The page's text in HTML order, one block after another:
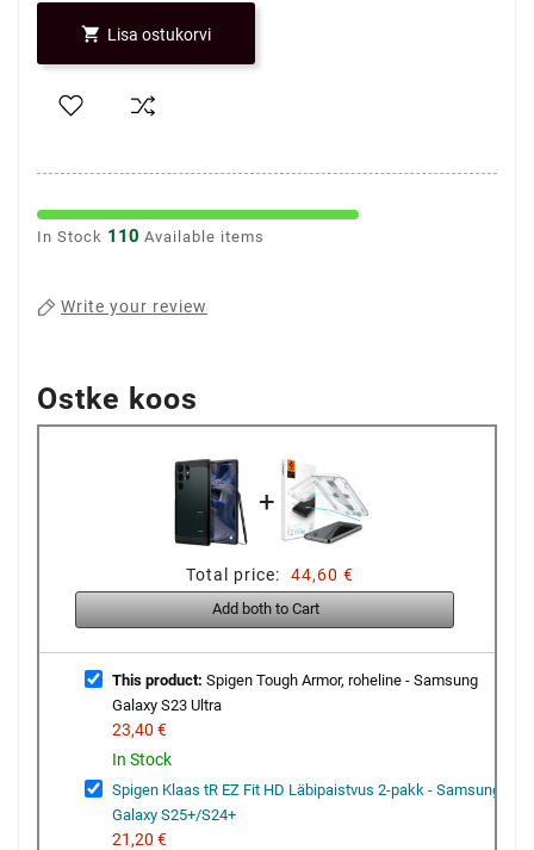
 Lisa ostukorvi
In Stock 110 Available items
Write your review
Ostke koos
+
Total price: 44,60 €
Add both to Cart
This product: Spigen Tough Armor, roheline - Samsung
Galaxy S23 Ultra
23,40 €
In Stock
Spigen Klaas tR EZ Fit HD Läbipaistvus 2-pakk - Samsung
Galaxy S25+/S24+
21,20 €